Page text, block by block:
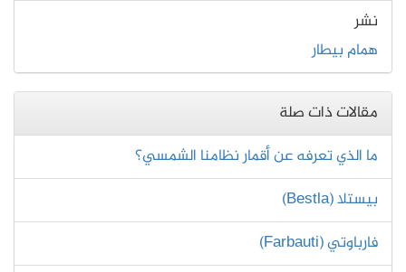
نشر
همام بيطار
مقالات ذات صلة
ما الذي تعرفه عن أقمار نظامنا الشمسي؟
بيستلا (Bestla)
فارباوتي (Farbauti)